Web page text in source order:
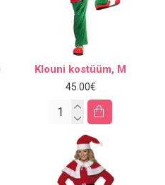
Klouni kostüüm, M
45.00€